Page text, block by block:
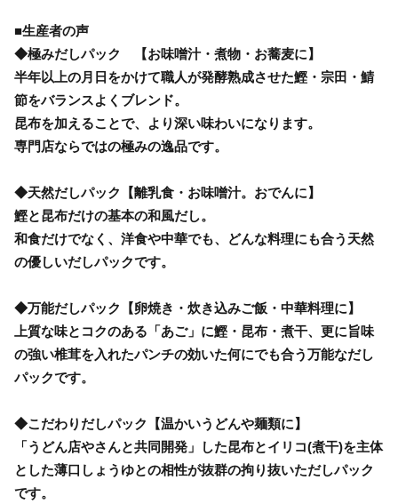
■生産者の声
◆極みだしパック 【お味噌汁・煮物・お蕎麦に】
半年以上の月日をかけて職人が発酵熟成させた鰹・宗田・鯖
節をバランスよくブレンド。
昆布を加えることで、より深い味わいになります。
専門店ならではの極みの逸品です。
◆天然だしパック【離乳食・お味噌汁。おでんに】
鰹と昆布だけの基本の和風だし。
和食だけでなく、洋食や中華でも、どんな料理にも合う天然
の優しいだしパックです。
◆万能だしパック【卵焼き・炊き込みご飯・中華料理に】
上質な味とコクのある「あご」に鰹・昆布・煮干、更に旨味
の強い椎茸を入れたパンチの効いた何にでも合う万能なだし
パックです。
◆こだわりだしパック【温かいうどんや麺類に】
「うどん店やさんと共同開発」した昆布とイリコ(煮干)を主体
とした薄口しょうゆとの相性が抜群の拘り抜いただしパック
です。